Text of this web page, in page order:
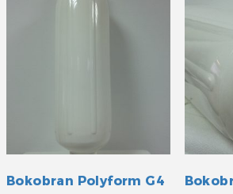
Bokobran Polyform G4